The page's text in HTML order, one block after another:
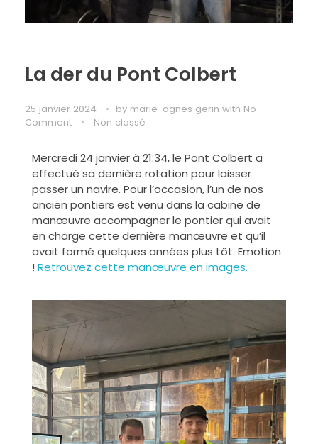
La der du Pont Colbert
25 janvier 2024 by marie-agnes gerin with No
Comment
Non classé
Mercredi 24 janvier à 21:34, le Pont Colbert a
effectué sa dernière rotation pour laisser
passer un navire. Pour l’occasion, l’un de nos
ancien pontiers est venu dans la cabine de
manœuvre accompagner le pontier qui avait
en charge cette dernière manœuvre et qu’il
avait formé quelques années plus tôt. Emotion
! Retrouvez cette manœuvre en images.